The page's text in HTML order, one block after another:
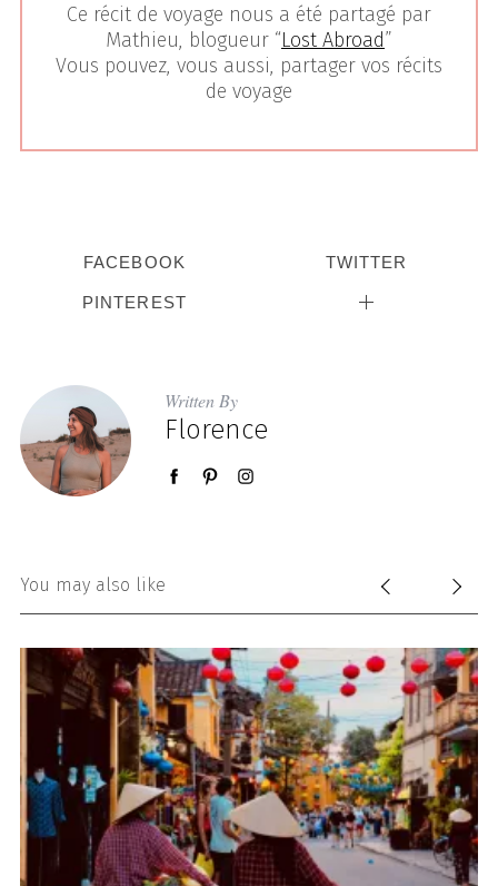
Ce récit de voyage nous a été partagé par
Mathieu, blogueur “Lost Abroad”
Vous pouvez, vous aussi, partager vos récits
de voyage
FACEBOOK TWITTER
PINTEREST
Written By
Florence
You may also like